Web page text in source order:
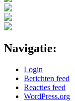
Navigatie:
Login
Berichten feed
Reacties feed
WordPress.org